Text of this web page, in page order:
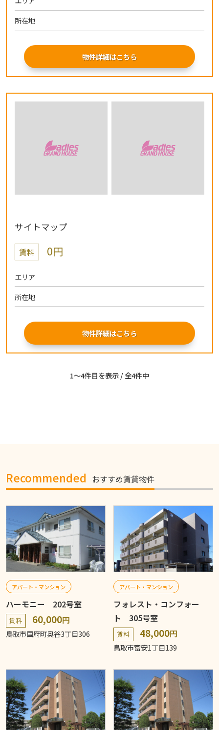
所在地
物件詳細はこちら
サイトマップ
賃料 0円
エリア
所在地
物件詳細はこちら
1〜4件目を表示 / 全4件中
Recommended おすすめ賃貸物件
アパート・マンション
ハーモニー 202号室
賃料 60,000円
鳥取市国府町奥谷3丁目306
アパート・マンション
フォレスト・コンフォー
ト 305号室
賃料 48,000円
鳥取市富安1丁目139